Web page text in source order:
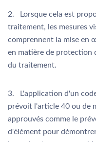
2. Lorsque cela est
traitement, les mesures
comprennent la mise en
en matière de protection
du traitement.
3. L'application d'un
prévoit l'article 40 ou de
approuvés comme le
d'élément pour